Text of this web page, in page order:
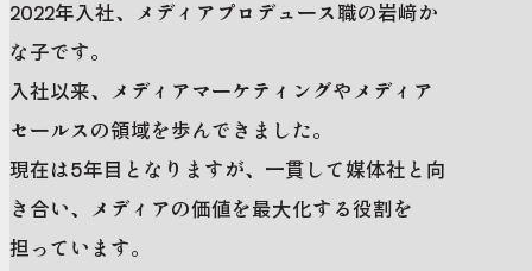
2022年入社、メディアプロデュース職の岩﨑か
な子です。
入社以来、メディアマーケティングやメディア
セールスの領域を歩んできました。
現在は5年目となりますが、一貫して媒体社と向
き合い、メディアの価値を最大化する役割を
担っています。